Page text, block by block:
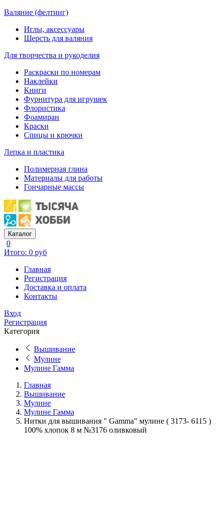
Валяние (фелтинг)
Иглы, аксессуары
Шерсть для валяния
Для творчества и рукоделия
Раскраски по номерам
Наклейки
Книги
Фурнитура для игрушек
Флористика
Фоамиран
Краски
Спицы и крючки
Лепка и пластика
Полимерная глина
Материалы для работы
Гончарные массы
Каталог
0
Итого: 0 руб
Главная
Регистрация
Доставка и оплата
Контакты
Вход
Регистрация
Категория
Вышивание
Мулине
Мулине Гамма
Главная
Вышивание
Мулине
Мулине Гамма
Нитки для вышивания " Gamma" мулине ( 3173- 6115 )
100% хлопок 8 м №3176 оливковый